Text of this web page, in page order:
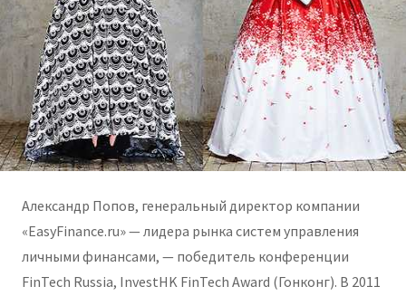
Александр Попов, генеральный директор компании
«EasyFinance.ru» — лидера рынка систем управления
личными финансами, — победитель конференции
FinTech Russia, InvestHK FinTech Award (Гонконг). В 2011